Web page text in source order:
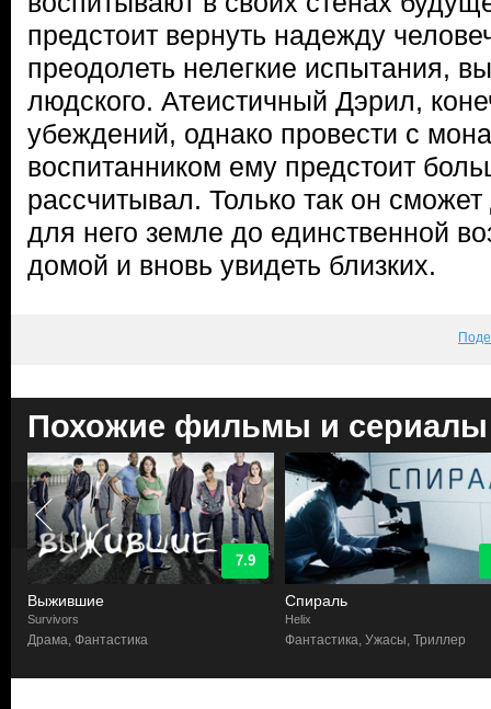
предстоит вернуть надежду
преодолеть нелегкие испытания,
людского. Атеистичный Дэрил,
убеждений, однако провести с
воспитанником ему предстоит
рассчитывал. Только так он
для него земле до единственной
домой и вновь увидеть близких.
Похожие фильмы и сериалы
7.9
Выжившие
Survivors
Драма, Фантастика
Спираль
Helix
Фантастика, Ужасы, Триллер